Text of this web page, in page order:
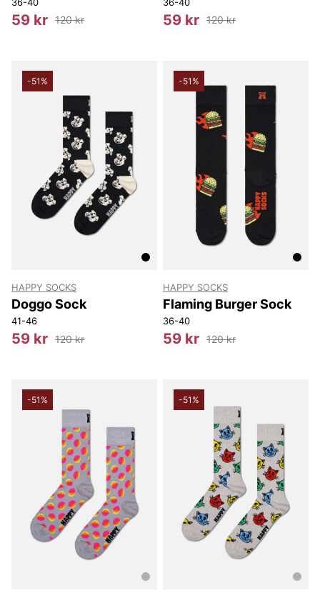
59 kr 120 kr 59 kr 120 kr
-51%
HAPPY SOCKS
Doggo Sock
41-46
59 kr 120 kr
-51%
HAPPY SOCKS
Flaming Burger Sock
36-40
59 kr 120 kr
-51% -51%